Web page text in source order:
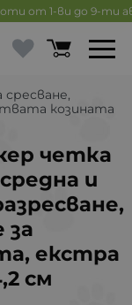
от 1-ви до 9-ти
козината
четка
и
за
екстра
см